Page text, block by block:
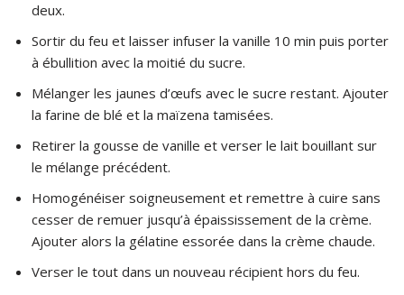
deux.
Sortir du feu et laisser infuser la vanille 10 min puis porter
à ébullition avec la moitié du sucre.
Mélanger les jaunes d’œufs avec le sucre restant. Ajouter
la farine de blé et la maïzena tamisées.
Retirer la gousse de vanille et verser le lait bouillant sur
le mélange précédent.
Homogénéiser soigneusement et remettre à cuire sans
cesser de remuer jusqu’à épaississement de la crème.
Ajouter alors la gélatine essorée dans la crème chaude.
Verser le tout dans un nouveau récipient hors du feu.